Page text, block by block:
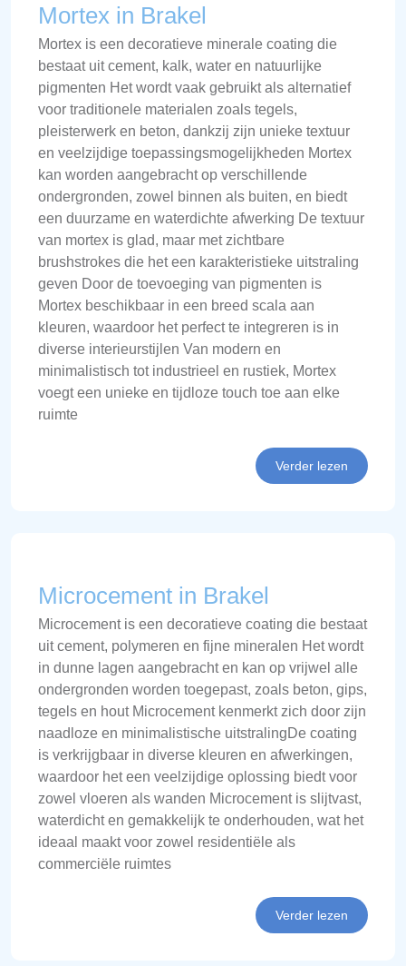
Mortex in Brakel
Mortex is een decoratieve minerale coating die
bestaat uit cement, kalk, water en natuurlijke
pigmenten Het wordt vaak gebruikt als alternatief
voor traditionele materialen zoals tegels,
pleisterwerk en beton, dankzij zijn unieke textuur
en veelzijdige toepassingsmogelijkheden Mortex
kan worden aangebracht op verschillende
ondergronden, zowel binnen als buiten, en biedt
een duurzame en waterdichte afwerking De textuur
van mortex is glad, maar met zichtbare
brushstrokes die het een karakteristieke uitstraling
geven Door de toevoeging van pigmenten is
Mortex beschikbaar in een breed scala aan
kleuren, waardoor het perfect te integreren is in
diverse interieurstijlen Van modern en
minimalistisch tot industrieel en rustiek, Mortex
voegt een unieke en tijdloze touch toe aan elke
ruimte
Verder lezen
Microcement in Brakel
Microcement is een decoratieve coating die bestaat
uit cement, polymeren en fijne mineralen Het wordt
in dunne lagen aangebracht en kan op vrijwel alle
ondergronden worden toegepast, zoals beton, gips,
tegels en hout Microcement kenmerkt zich door zijn
naadloze en minimalistische uitstralingDe coating
is verkrijgbaar in diverse kleuren en afwerkingen,
waardoor het een veelzijdige oplossing biedt voor
zowel vloeren als wanden Microcement is slijtvast,
waterdicht en gemakkelijk te onderhouden, wat het
ideaal maakt voor zowel residentiële als
commerciële ruimtes
Verder lezen